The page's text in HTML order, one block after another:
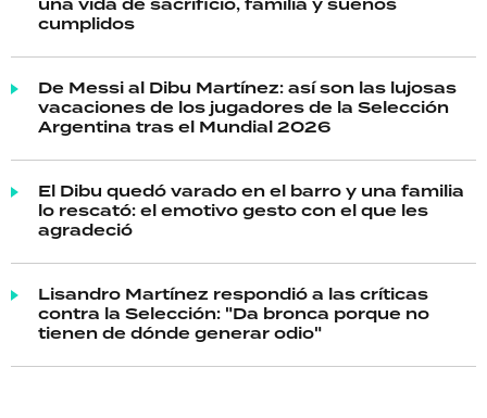
una vida de sacrificio, familia y sueños
cumplidos
De Messi al Dibu Martínez: así son las lujosas
vacaciones de los jugadores de la Selección
Argentina tras el Mundial 2026
El Dibu quedó varado en el barro y una familia
lo rescató: el emotivo gesto con el que les
agradeció
Lisandro Martínez respondió a las críticas
contra la Selección: "Da bronca porque no
tienen de dónde generar odio"